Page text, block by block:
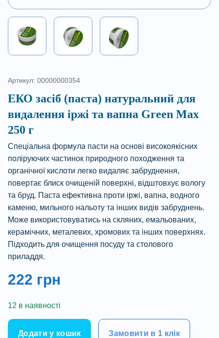
Артикул: 00000000354
ЕКО засіб (паста) натуральний для
видалення іржі та вапна Green Max
250 г
Спеціальна формула пасти на основі високоякісних
поліруючих частинок природного походження та
органічної кислоти легко видаляє забруднення,
повертає блиск очищеній поверхні, відштовхує вологу
та бруд. Паста ефективна проти іржі, вапна, водного
каменю, мильного нальоту та інших видів забруднень.
Може використовуватись на скляних, емальованих,
керамічних, металевих, хромових та інших поверхнях.
Підходить для очищення посуду та столового
приладдя.
222 грн
12 в наявності
Додати у кошик Замовити в 1 клік